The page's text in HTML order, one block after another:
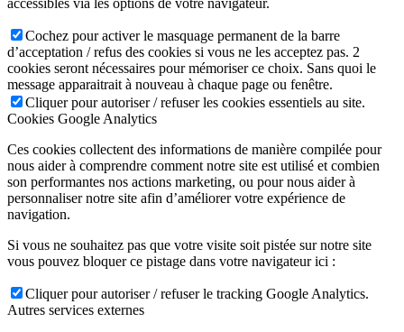
accessibles via les options de votre navigateur.
Cochez pour activer le masquage permanent de la barre
d’acceptation / refus des cookies si vous ne les acceptez pas. 2
cookies seront nécessaires pour mémoriser ce choix. Sans quoi le
message apparaitrait à nouveau à chaque page ou fenêtre.
Cliquer pour autoriser / refuser les cookies essentiels au site.
Cookies Google Analytics
Ces cookies collectent des informations de manière compilée pour
nous aider à comprendre comment notre site est utilisé et combien
son performantes nos actions marketing, ou pour nous aider à
personnaliser notre site afin d’améliorer votre expérience de
navigation.
Si vous ne souhaitez pas que votre visite soit pistée sur notre site
vous pouvez bloquer ce pistage dans votre navigateur ici :
Cliquer pour autoriser / refuser le tracking Google Analytics.
Autres services externes